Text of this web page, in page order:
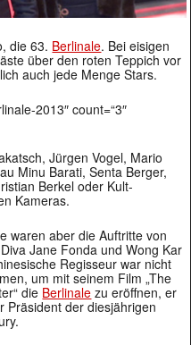
die 63. Berlinale. Bei eisigen
über den roten Teppich vor
auch jede Menge Stars.
2013″ count=“3″
Jürgen Vogel, Mario
Minu Barati, Senta Berger,
Berkel oder Kult-
Kameras.
waren aber die Auftritte von
Jane Fonda und Wong Kar
Regisseur war nicht
um mit seinem Film „The
die Berlinale zu eröffnen, er
Präsident der diesjährigen